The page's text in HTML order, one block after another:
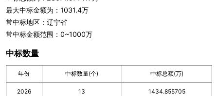
最大中标金额为：1031.4万
常中标地区：辽宁省
常中标金额范围：0~1000万
中标数量
年份 中标数量(个) 中标总额(万)
2026 13 1434.855705